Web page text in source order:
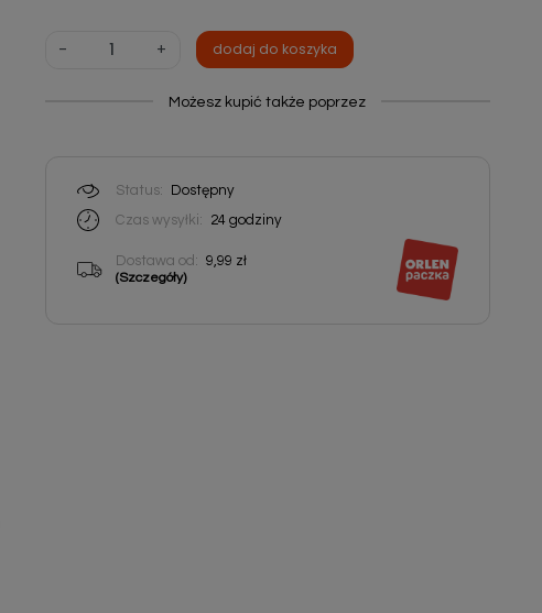
- + dodaj do koszyka
Możesz kupić także poprzez
Status:
Dostępny
Czas wysyłki:
24 godziny
Dostawa od: 9,99 zł
(Szczegóły)